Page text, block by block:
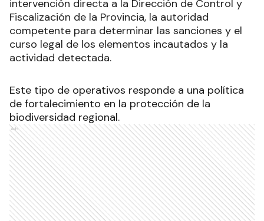
intervención directa a la Dirección de Control y
Fiscalización de la Provincia, la autoridad
competente para determinar las sanciones y el
curso legal de los elementos incautados y la
actividad detectada.
Este tipo de operativos responde a una política
de fortalecimiento en la protección de la
biodiversidad regional.
Ads